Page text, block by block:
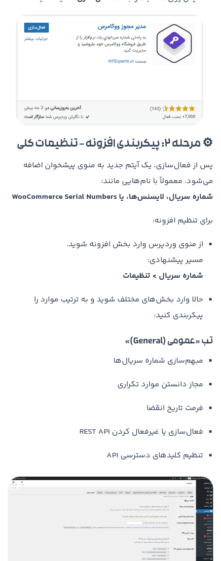
⚙️ مرحله 2: پیکربندی افزونه – تنظیمات کلی
پس از فعال‌سازی، یک آیتم جدید به منوی پیشخوان اضافه
می‌شود. معمولاً با نام‌هایی مانند:
شماره سریال، لایسنس‌ها، یا WooCommerce Serial Numbers
برای تنظیم افزونه:
از منوی وردپرس وارد بخش افزونه شوید.
مسیر پیشنهادی:
شماره سریال > تنظیمات
حالا وارد بخش‌های مختلف شوید و به ترتیب موارد را
پیکربندی کنید:
تب «عمومی (General)»
مبهم‌سازی شماره سریال‌ها
مجاز دانستن موارد تکراری
فرمت تاریخ انقضا
فعال‌سازی یا غیرفعال کردن REST API
تنظیم کلیدهای دسترسی API